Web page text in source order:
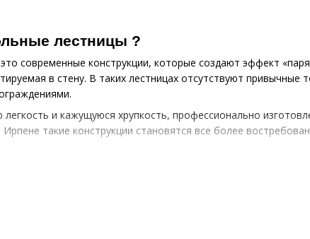
лестницы ?
современные конструкции, которые создают эффект
в стену. В таких лестницах отсутствуют привычные
легкость и кажущуюся хрупкость, профессионально
Ирпене такие конструкции становятся все более